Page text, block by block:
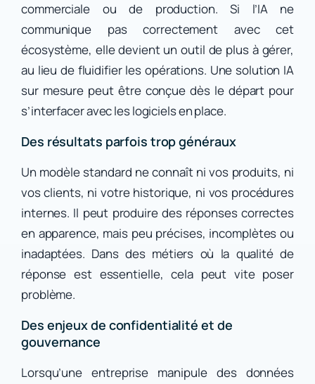
commerciale ou de production. Si l’IA ne
communique pas correctement avec cet
écosystème, elle devient un outil de plus à gérer,
au lieu de fluidifier les opérations. Une solution IA
sur mesure peut être conçue dès le départ pour
s’interfacer avec les logiciels en place.
Des résultats parfois trop généraux
Un modèle standard ne connaît ni vos produits, ni
vos clients, ni votre historique, ni vos procédures
internes. Il peut produire des réponses correctes
en apparence, mais peu précises, incomplètes ou
inadaptées. Dans des métiers où la qualité de
réponse est essentielle, cela peut vite poser
problème.
Des enjeux de confidentialité et de
gouvernance
Lorsqu’une entreprise manipule des données